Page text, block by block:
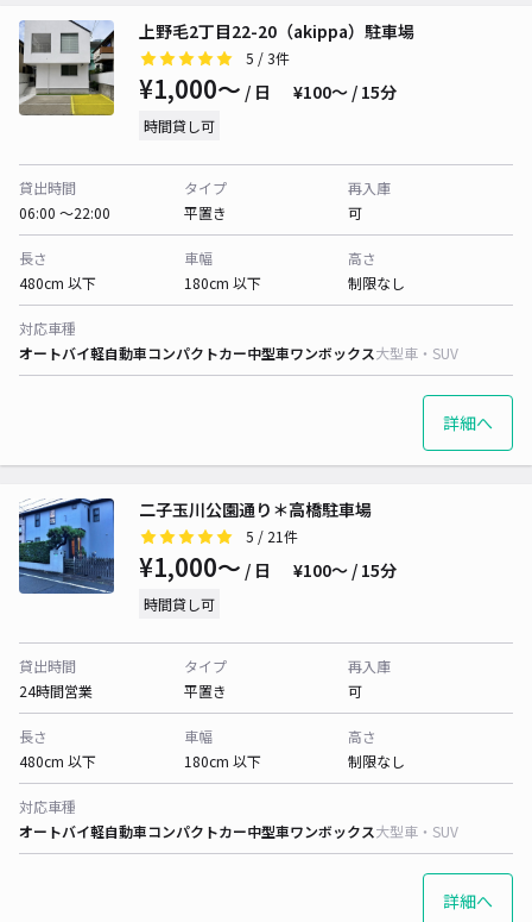
上野毛2丁目22-20（akippa）駐車場
5 / 3件
¥1,000〜 / 日 ¥100〜 / 15分
時間貸し可
貸出時間
06:00 〜22:00
タイプ
平置き
再入庫
可
長さ
480cm 以下
車幅
180cm 以下
高さ
制限なし
対応車種
オートバイ軽自動車コンパクトカー中型車ワンボックス大型車・SUV
詳細へ
二子玉川公園通り＊高橋駐車場
5 / 21件
¥1,000〜 / 日 ¥100〜 / 15分
時間貸し可
貸出時間
24時間営業
タイプ
平置き
再入庫
可
長さ
480cm 以下
車幅
180cm 以下
高さ
制限なし
対応車種
オートバイ軽自動車コンパクトカー中型車ワンボックス大型車・SUV
詳細へ